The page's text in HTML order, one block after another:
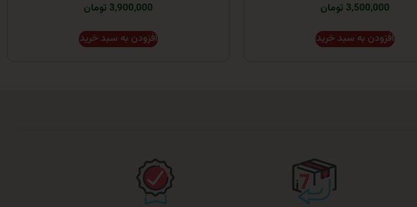
3,500,000 تومان
افزودن به سبد خرید
3,900,000 تومان
افزودن به سبد خرید